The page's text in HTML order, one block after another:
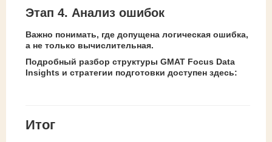
Этап 4. Анализ ошибок
Важно понимать, где допущена логическая ошибка,
а не только вычислительная.
Подробный разбор структуры GMAT Focus Data
Insights и стратегии подготовки доступен здесь:
Итог